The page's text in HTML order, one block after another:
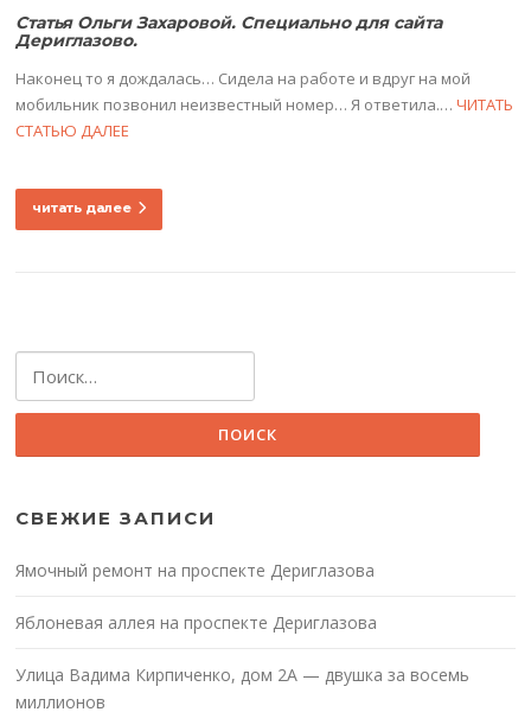
Статья Ольги Захаровой. Специально для сайта
Дериглазово.
Наконец то я дождалась… Сидела на работе и вдруг на мой
мобильник позвонил неизвестный номер… Я ответила.…ЧИТАТЬ
СТАТЬЮ ДАЛЕЕ
читать далее
СВЕЖИЕ ЗАПИСИ
Ямочный ремонт на проспекте Дериглазова
Яблоневая аллея на проспекте Дериглазова
Улица Вадима Кирпиченко, дом 2А — двушка за восемь
миллионов